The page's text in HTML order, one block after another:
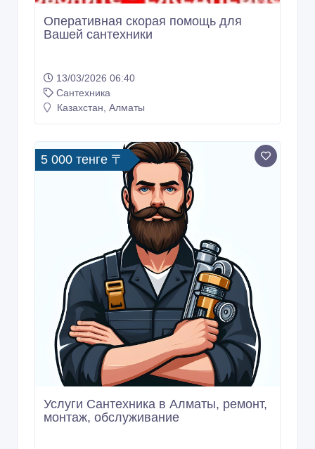
Оперативная скорая помощь для
Вашей сантехники
13/03/2026 06:40
Сантехника
Казахстан, Алматы
5 000 тенге 〒
Услуги Сантехника в Алматы, ремонт,
монтаж, обслуживание